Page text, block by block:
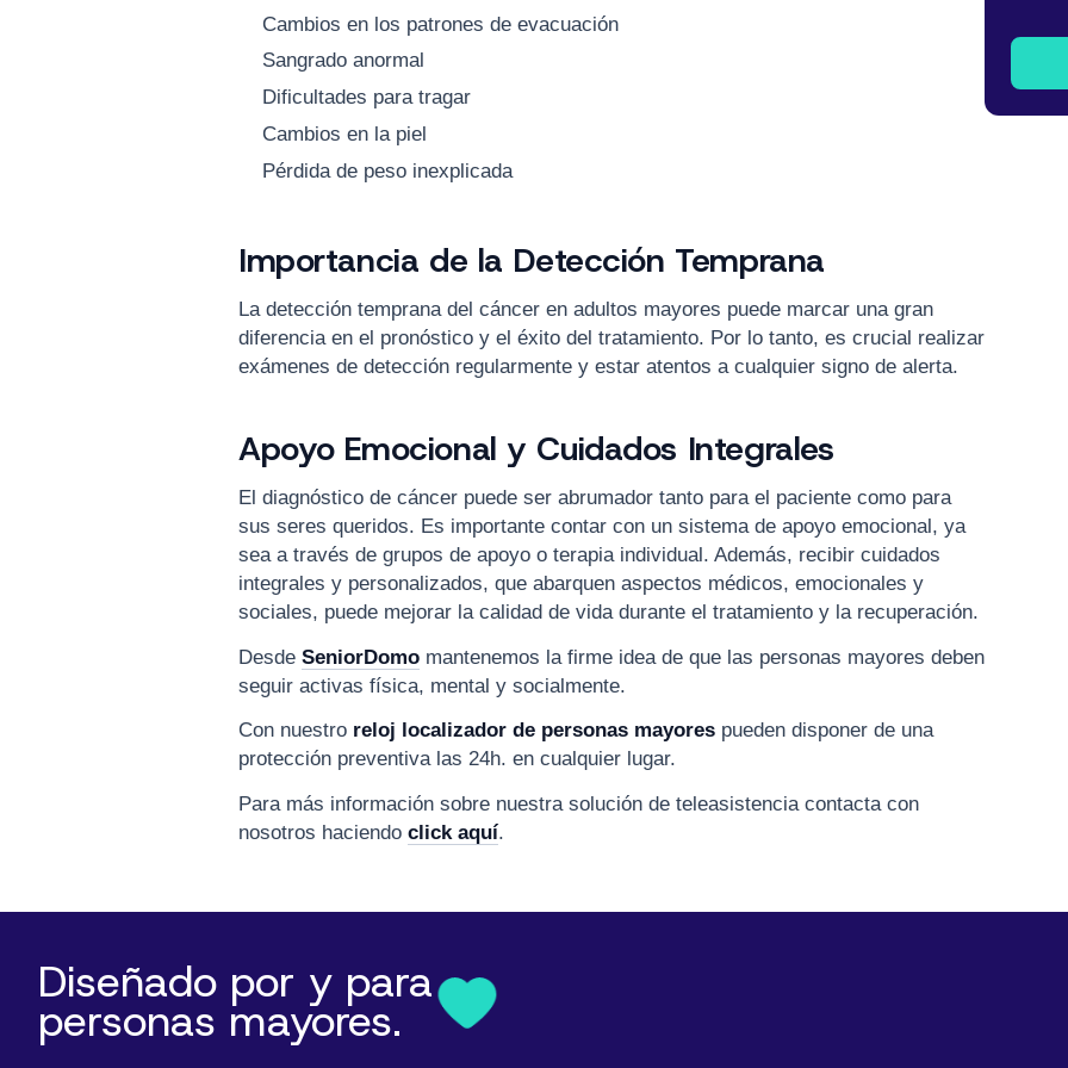
Cambios en los patrones de evacuación
Sangrado anormal
Dificultades para tragar
Cambios en la piel
Pérdida de peso inexplicada
Importancia de la Detección Temprana
La detección temprana del cáncer en adultos mayores puede marcar una gran
diferencia en el pronóstico y el éxito del tratamiento. Por lo tanto, es crucial realizar
exámenes de detección regularmente y estar atentos a cualquier signo de alerta.
Apoyo Emocional y Cuidados Integrales
El diagnóstico de cáncer puede ser abrumador tanto para el paciente como para
sus seres queridos. Es importante contar con un sistema de apoyo emocional, ya
sea a través de grupos de apoyo o terapia individual. Además, recibir cuidados
integrales y personalizados, que abarquen aspectos médicos, emocionales y
sociales, puede mejorar la calidad de vida durante el tratamiento y la recuperación.
Desde SeniorDomo mantenemos la firme idea de que las personas mayores deben
seguir activas física, mental y socialmente.
Con nuestro reloj localizador de personas mayores pueden disponer de una
protección preventiva las 24h. en cualquier lugar.
Para más información sobre nuestra solución de teleasistencia contacta con
nosotros haciendo click aquí.
Diseñado por y para
personas mayores.